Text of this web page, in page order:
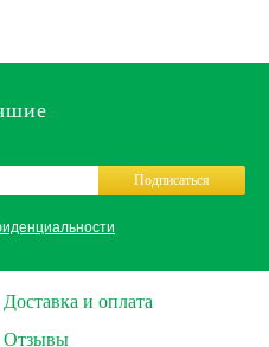
Подписаться
Доставка и оплата
Отзывы